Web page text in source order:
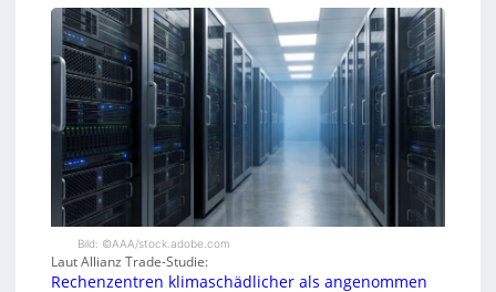
Bild: ©AAA/stock.adobe.com
Laut Allianz Trade-Studie:
Rechenzentren klimaschädlicher als angenommen